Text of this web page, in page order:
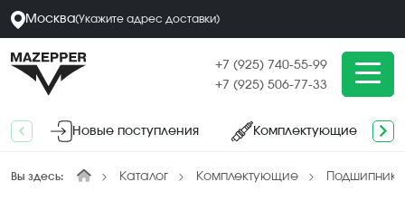
Москва(Укажите адрес доставки)
+7 (925) 740-55-99
+7 (925) 506-77-33
Новые поступления Комплектующие
Вы здесь: Каталог Комплектующие Подшипники